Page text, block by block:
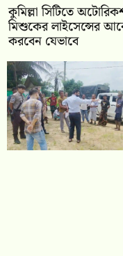
কুমিল্লা সিটিতে
মিশুকের লাইসেন্সের
করবেন যেভাবে